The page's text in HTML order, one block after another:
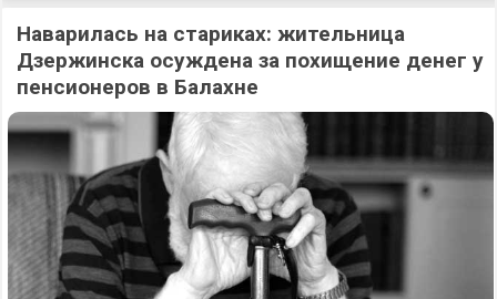
Наварилась на стариках: жительница
Дзержинска осуждена за похищение денег у
пенсионеров в Балахне